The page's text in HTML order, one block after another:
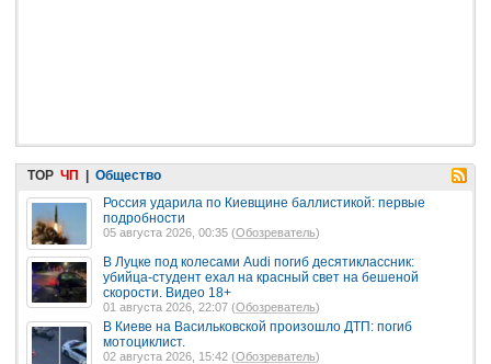
TOP ЧП
Общество
Россия ударила по Киевщине баллистикой: первые
подробности
05 августа 2026, 00:35 (Обозреватель)
В Луцке под колесами Audi погиб десятиклассник:
убийца-студент ехал на красный свет на бешеной
скорости. Видео 18+
01 августа 2026, 22:07 (Обозреватель)
В Киеве на Васильковской произошло ДТП: погиб
мотоциклист.
02 августа 2026, 15:42 (Обозреватель)